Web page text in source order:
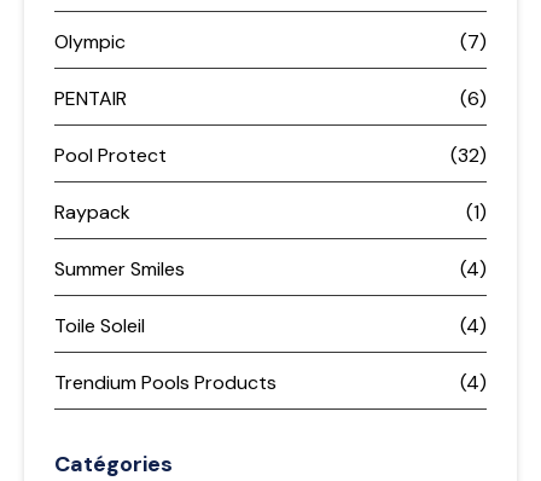
Olympic (7)
PENTAIR (6)
Pool Protect (32)
Raypack (1)
Summer Smiles (4)
Toile Soleil (4)
Trendium Pools Products (4)
Catégories